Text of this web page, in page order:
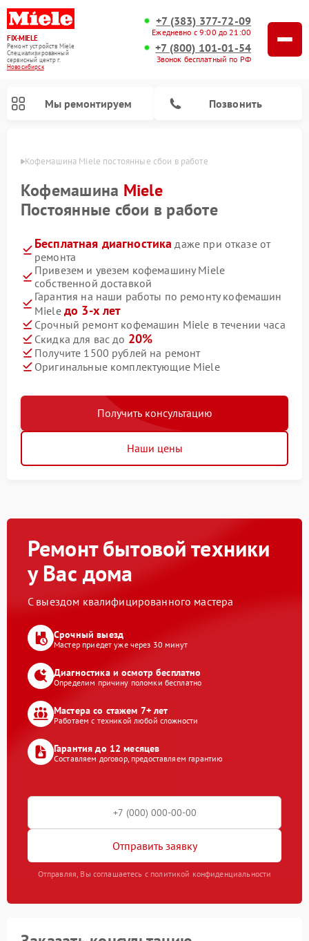
FIX-MIELE
Ремонт устройств Miele
Специализированный
cервисный центр г.
Новосибирск
+7 (383) 377-72-09
Ежедневно с 9:00 до 21:00
+7 (800) 101-01-54
Звонок бесплатный по РФ
Мы ремонтируем Позвонить
Кофемашина Miele постоянные сбои в работе
Кофемашина Miele
Постоянные сбои в работе
Бесплатная диагностика даже при отказе от
ремонта
Привезем и увезем кофемашину Miele
собственной доставкой
Гарантия на наши работы по ремонту кофемашин
Miele до 3-х лет
Срочный ремонт кофемашин Miele в течении часа
Скидка для вас до 20%
Получите 1500 рублей на ремонт
Оригинальные комплектующие Miele
Получить консультацию
Наши цены
Ремонт бытовой техники
у Вас дома
С выездом квалифицированного мастера
Срочный выезд
Мастер приедет уже через 30 минут
Диагностика и осмотр бесплатно
Определим причину поломки бесплатно
Мастера со стажем 7+ лет
Работаем с техникой любой сложности
Гарантия до 12 месяцев
Составляем договор, предоставляем гарантию
Отправить заявку
Отправляя, Вы соглашаетесь с политикой конфиденциальности